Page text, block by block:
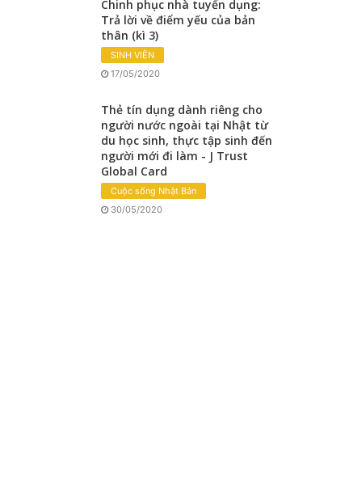
Chinh phục nhà tuyển dụng:
Trả lời về điểm yếu của bản
thân (kì 3)
SINH VIÊN
17/05/2020
Thẻ tín dụng dành riêng cho
người nước ngoài tại Nhật từ
du học sinh, thực tập sinh đến
người mới đi làm - J Trust
Global Card
Cuộc sống Nhật Bản
30/05/2020